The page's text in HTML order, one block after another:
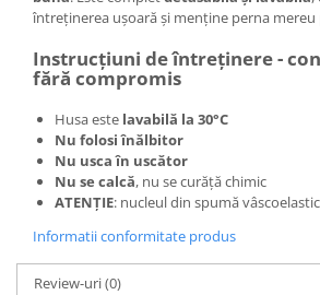
întreținerea ușoară și menține perna mereu
Instrucțiuni de întreținere -
fără compromis
Husa este lavabilă la 30°C
Nu folosi înălbitor
Nu usca în uscător
Nu se calcă, nu se curăță chimic
ATENȚIE: nucleul din spumă
Informatii conformitate produs
Review-uri(0)